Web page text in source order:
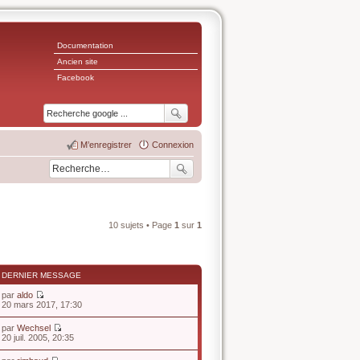
Documentation
Ancien site
Facebook
Connexion
M’enregistrer
10 sujets • Page 1 sur 1
DERNIER MESSAGE
par aldo
V
r
l
e
20 mars 2017, 17:30
par Wechsel
V
20 juil. 2005, 20:35